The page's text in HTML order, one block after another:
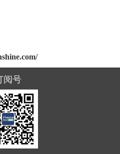
阅号